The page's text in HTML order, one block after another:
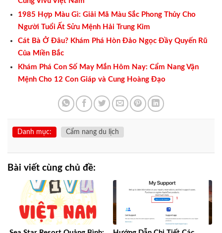
1985 Hợp Màu Gì: Giải Mã Màu Sắc Phong Thủy Cho
Người Tuổi Ất Sửu Mệnh Hải Trung Kim
Cát Bà Ở Đâu? Khám Phá Hòn Đảo Ngọc Đầy Quyến Rũ
Của Miền Bắc
Khám Phá Con Số May Mắn Hôm Nay: Cẩm Nang Vận
Mệnh Cho 12 Con Giáp và Cung Hoàng Đạo
Danh mục: Cẩm nang du lịch
Bài viết cùng chủ đề: